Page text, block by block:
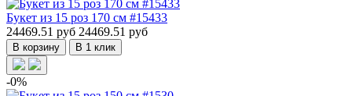
Букет из 15 роз 170 см #15433
24469.51 руб 24469.51 руб
В корзину В 1 клик
-0%